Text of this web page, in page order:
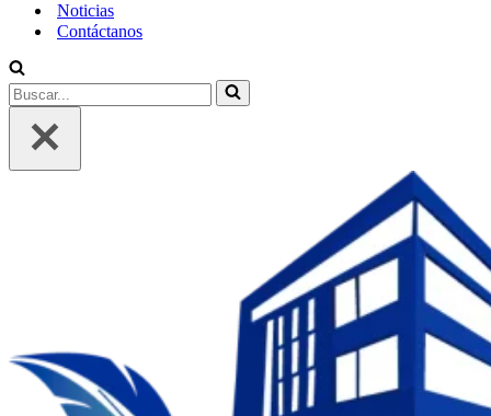
Noticias
Contáctanos
Buscar...